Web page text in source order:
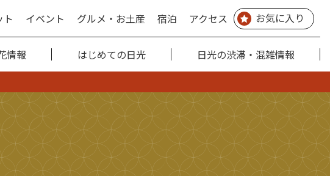
ト イベント グルメ・お土産 宿泊 アクセス お気に入り
情報 はじめての日光 日光の渋滞・混雑情報